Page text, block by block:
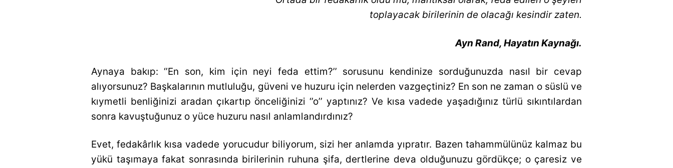
toplayacak birilerinin de olacağı kesindir zaten.
Ayn Rand, Hayatın Kaynağı.
Aynaya bakıp: ‘’En son, kim için neyi feda ettim?’’ sorusunu kendinize sorduğunuzda nasıl bir cevap
alıyorsunuz? Başkalarının mutluluğu, güveni ve huzuru için nelerden vazgeçtiniz? En son ne zaman o süslü ve
kıymetli benliğinizi aradan çıkartıp önceliğinizi ‘’o’’ yaptınız? Ve kısa vadede yaşadığınız türlü sıkıntılardan
sonra kavuştuğunuz o yüce huzuru nasıl anlamlandırdınız?
Evet, fedakârlık kısa vadede yorucudur biliyorum, sizi her anlamda yıpratır. Bazen tahammülünüz kalmaz bu
yükü taşımaya fakat sonrasında birilerinin ruhuna şifa, dertlerine deva olduğunuzu gördükçe; o çaresiz ve